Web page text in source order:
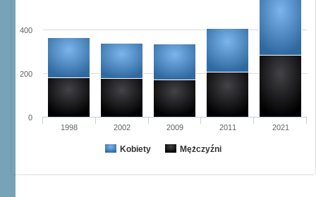
Kobiety Mężczyźni
1998 2002 2009 2011 2021
0
200
400